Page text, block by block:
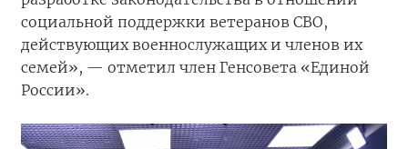
социальной поддержки ветеранов СВО,
действующих военнослужащих и членов их
семей», — отметил член Генсовета «Единой
России».